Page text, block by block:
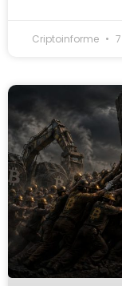
Criptoinforme